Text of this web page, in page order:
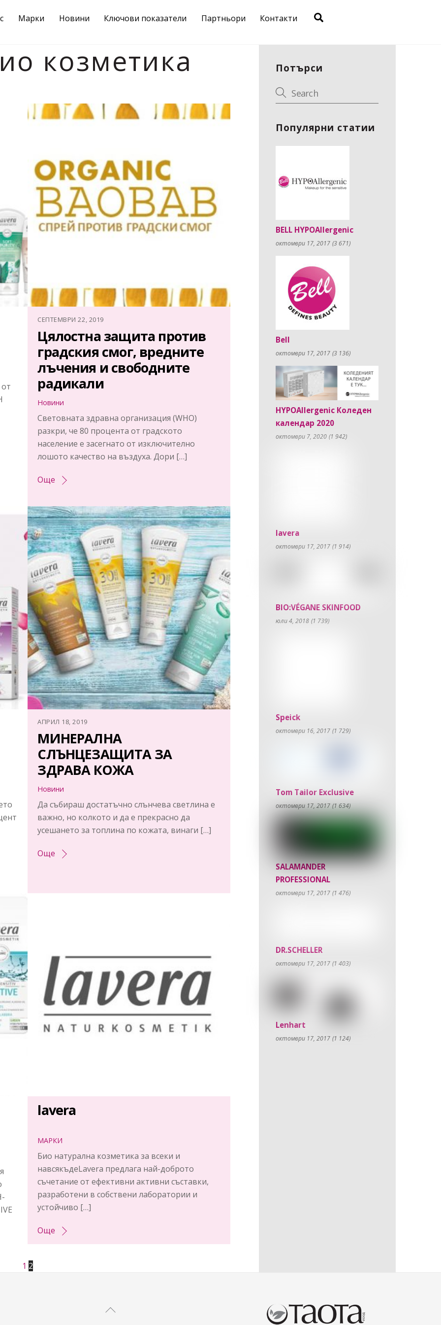
Марки Новини Ключови показатели Партньори Контакти
козметика
СЕПТЕМВРИ 22, 2019
Цялостна защита против
градския смог, вредните
лъчения и свободните
радикали
Новини
Световната здравна организация (WHO)
разкри, че 80 процента от градското
население е засегнато от изключително
лошото качество на въздуха. Дори […]
Още
АПРИЛ 18, 2019
МИНЕРАЛНА
СЛЪНЦЕЗАЩИТА ЗА
ЗДРАВА КОЖА
Новини
Да събираш достатъчно слънчева светлина е
важно, но колкото и да е прекрасно да
усешането за топлина по кожата, винаги […]
Още
lavera
МАРКИ
Био натурална козметика за всеки и
навсякъдеLavera предлага най-доброто
съчетание от ефективни активни съставки,
разработени в собствени лаборатории и
устойчиво […]
Още
1 2
Потърси
Популярни статии
BELL HYPOAllergenic
октомври 17, 2017 (3 671)
Bell
октомври 17, 2017 (3 136)
HYPOAllergenic Коледен
календар 2020
октомври 7, 2020 (1 942)
lavera
октомври 17, 2017 (1 914)
BIO:VÉGANE SKINFOOD
юли 4, 2018 (1 739)
Speick
октомври 16, 2017 (1 729)
Tom Tailor Exclusive
октомври 17, 2017 (1 634)
SALAMANDER
PROFESSIONAL
октомври 17, 2017 (1 476)
DR.SCHELLER
октомври 17, 2017 (1 403)
Lenhart
октомври 17, 2017 (1 124)
Back